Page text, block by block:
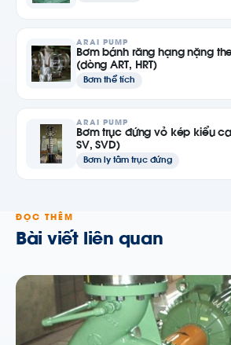
ARAI PUMP
Bơm bánh răng hạng nặng
(dòng ART, HRT)
Bơm thể tích
ARAI PUMP
Bơm trục đứng vỏ kép kiểu
SV, SVD)
Bơm ly tâm trục đứng
ĐỌC THÊM
Bài viết liên quan